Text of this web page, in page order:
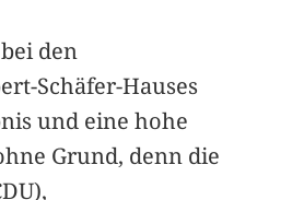
den
Schäfer-Hauses
und eine hohe
Grund, denn die